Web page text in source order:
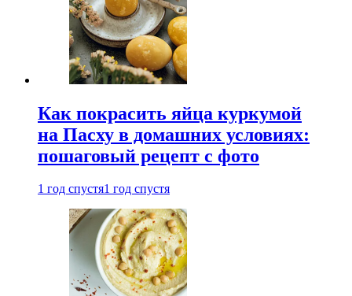
Как покрасить яйца куркумой
на Пасху в домашних условиях:
пошаговый рецепт с фото
1 год спустя1 год спустя